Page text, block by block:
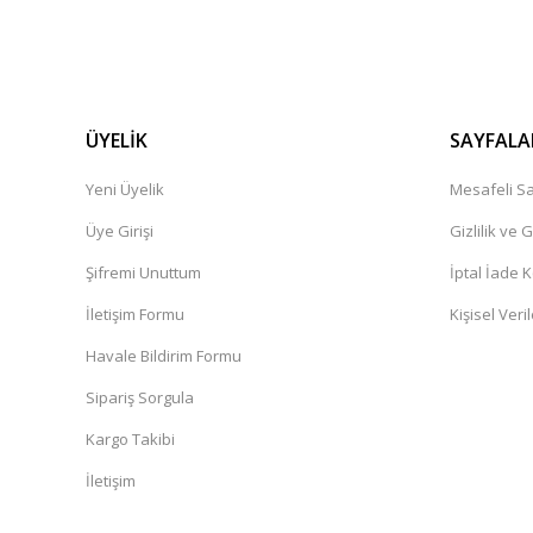
ÜYELİK
Yeni Üyelik
Üye Girişi
Şifremi Unuttum
İletişim Formu
Havale Bildirim Formu
Sipariş Sorgula
Kargo Takibi
İletişim
Mesafeli
Gizlilik ve
İptal İade
Kişisel